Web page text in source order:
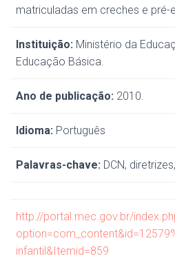
matriculadas em creches e pré-
Instituição: Ministério da
Educação Básica.
Ano de publicação: 2010.
Idioma: Português
Palavras-chave: DCN,
http://portal.mec.gov.br/
infantil&Itemid=859